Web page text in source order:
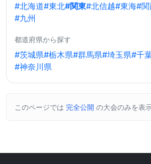
#北海道#東北#関東#北信越#東海#関
#九州
都道府県から探す
#茨城県#栃木県#群馬県#埼玉県#千
#神奈川県
このページでは 完全公開 の大会のみを表